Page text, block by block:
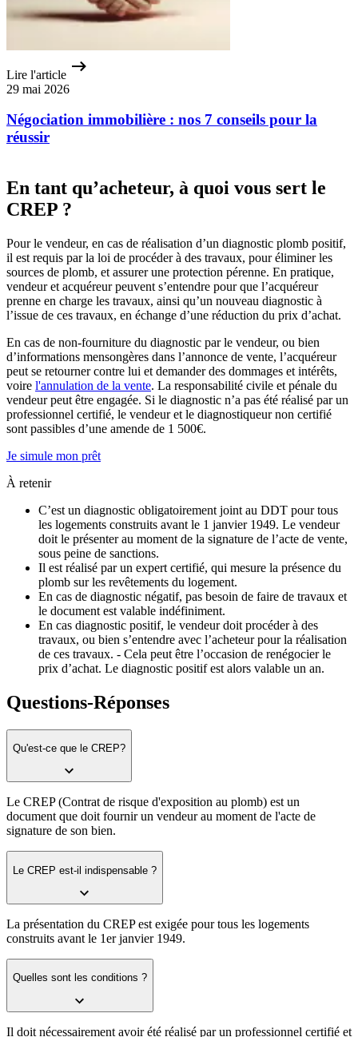
Lire l'article
29 mai 2026
Négociation immobilière : nos 7 conseils pour la
réussir
En tant qu’acheteur, à quoi vous sert le
CREP ?
Pour le vendeur, en cas de réalisation d’un diagnostic plomb positif,
il est requis par la loi de procéder à des travaux, pour éliminer les
sources de plomb, et assurer une protection pérenne. En pratique,
vendeur et acquéreur peuvent s’entendre pour que l’acquéreur
prenne en charge les travaux, ainsi qu’un nouveau diagnostic à
l’issue de ces travaux, en échange d’une réduction du prix d’achat.
En cas de non-fourniture du diagnostic par le vendeur, ou bien
d’informations mensongères dans l’annonce de vente, l’acquéreur
peut se retourner contre lui et demander des dommages et intérêts,
voire l'annulation de la vente. La responsabilité civile et pénale du
vendeur peut être engagée. Si le diagnostic n’a pas été réalisé par un
professionnel certifié, le vendeur et le diagnostiqueur non certifié
sont passibles d’une amende de 1 500€.
Je simule mon prêt
À retenir
C’est un diagnostic obligatoirement joint au DDT pour tous
les logements construits avant le 1 janvier 1949. Le vendeur
doit le présenter au moment de la signature de l’acte de vente,
sous peine de sanctions.
Il est réalisé par un expert certifié, qui mesure la présence du
plomb sur les revêtements du logement.
En cas de diagnostic négatif, pas besoin de faire de travaux et
le document est valable indéfiniment.
En cas diagnostic positif, le vendeur doit procéder à des
travaux, ou bien s’entendre avec l’acheteur pour la réalisation
de ces travaux. - Cela peut être l’occasion de renégocier le
prix d’achat. Le diagnostic positif est alors valable un an.
Questions-Réponses
Qu'est-ce que le CREP?
Le CREP (Contrat de risque d'exposition au plomb) est un
document que doit fournir un vendeur au moment de l'acte de
signature de son bien.
Le CREP est-il indispensable ?
La présentation du CREP est exigée pour tous les logements
construits avant le 1er janvier 1949.
Quelles sont les conditions ?
Il doit nécessairement avoir été réalisé par un professionnel certifié et